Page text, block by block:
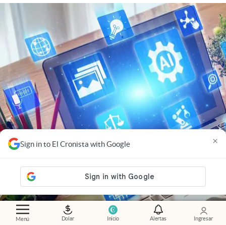
Menú Dolar Inicio Alertas Ingresar
Sign in to El Cronista with Google ×